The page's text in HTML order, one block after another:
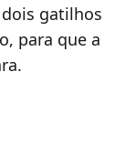
gatilhos
para que a